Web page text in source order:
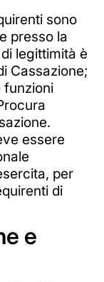
sono
presso la
legittimità è
Cassazione;
funzioni
essere
per
di
e